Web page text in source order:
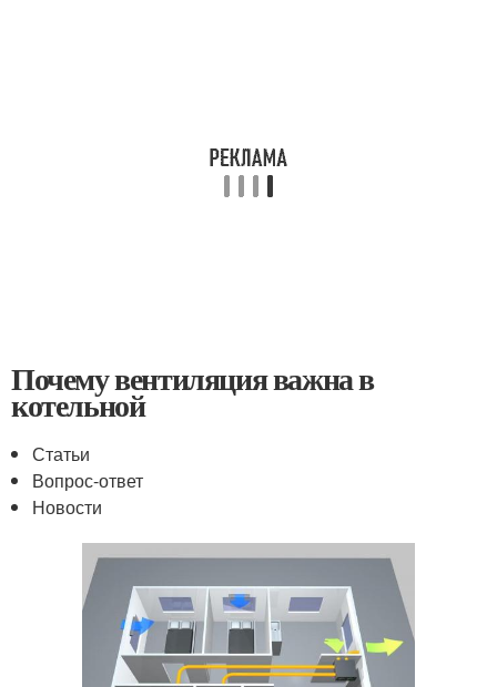
Почему вентиляция важна в
котельной
Статьи
Вопрос-ответ
Новости